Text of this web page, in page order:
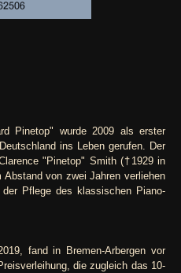
Pinetop" wurde 2009 als erster
ins Leben gerufen. Der
"Pinetop" Smith (†1929 in
von zwei Jahren verliehen
Pflege des klassischen Piano-
fand in Bremen-Arbergen vor
die zugleich das 10-